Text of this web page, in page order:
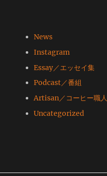
News
Instagram
Essay／エッセイ集
Podcast／番組
Artisan／コーヒー職人
Uncategorized